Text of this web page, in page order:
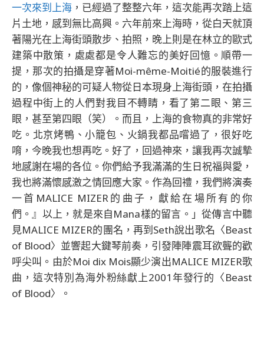
一次來到上海 ，已經過了整整六年，這次能再次踏上這
片土地，感到無比高興。六年前來上海時，從白天就頂
著陽光在上海街頭散步、拍照，晚上則是在林立的歐式
建築中散策，處處都是令人難忘的美好回憶。順帶一
提，那次的拍攝是穿著Moi-même-Moitié的服裝進行
的，像個神秘的可疑人物從日本現身上海街頭，在拍攝
過程中街上的人們對我目不轉睛，看了第二眼、第三
眼，甚至第四眼（笑）。而且，上海的食物真的非常好
吃。北京烤鴨、小籠包、火鍋我都品嚐過了，很好吃
唷，今晚我也想再吃。好了，回過神來，讓我再次誠摯
地感謝在場的各位。你們給予我滿滿的生日祝福與愛，
我也將滿懷感激之情回應大家。作為回禮，我們將演奏
一首MALICE MIZER的曲子，獻給在場所有的你
們。』以上，就是來自Mana樣的留言。」從傳言中聽
見MALICE MIZER的團名，再到Seth說出歌名〈Beast
of Blood〉並響起大鍵琴前奏，引發陣陣震耳欲聾的歡
呼尖叫。由於Moi dix Mois顯少演出MALICE MIZER歌
曲，這次特別為海外粉絲獻上2001年發行的〈Beast
of Blood〉。